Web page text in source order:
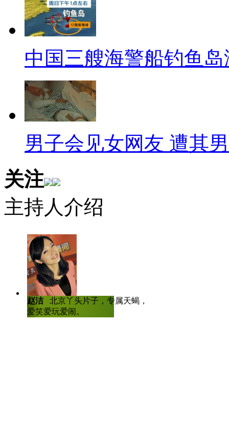
美国一家八卦媒体爆料称，
该刊还说，为了维护奥巴马的
演第一夫人，但两人实际上已
儿去芝加哥云云……这个八卦媒
尔吃醋可能是真的，但要说闹
夫人，那政治觉悟就不是一般
【[热销海外的"年度奇葩中
2013年，一些"热销"海外的"
谈资。"中国孕妇"和"中国大妈"
生子不差钱"，而中国大妈的上
妈，地上暗器有老奶奶，派到
【4名大妈每晚缠老外讨钱
在广州也有一群大妈，她们
料大碗，只要看到外国人就尾
中国三艘海警船钓鱼
男子会见女网友 遭其
关注
主持人介绍
赵洁
北京丫头片子，专属天蝎，爱哭
爱笑爱玩爱闹。